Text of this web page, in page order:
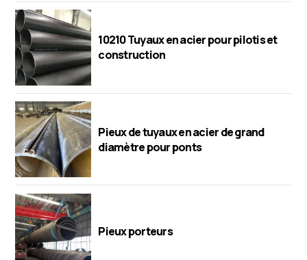
10210 Tuyaux en acier pour pilotis et
construction
Pieux de tuyaux en acier de grand
diamètre pour ponts
Pieux porteurs